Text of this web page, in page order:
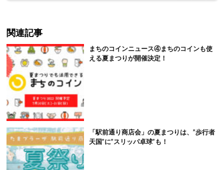
関連記事
まちのコインニュース④まちのコインも使
える夏まつりが開催決定！
「駅前通り商店会」の夏まつりは、”歩行者
天国”に”スリッパ卓球”も！